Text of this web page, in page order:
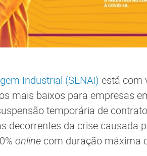
Industrial (SENAI) está com
mais baixos para empresas
temporária de
decorrentes da crise causada
online com duração máxima